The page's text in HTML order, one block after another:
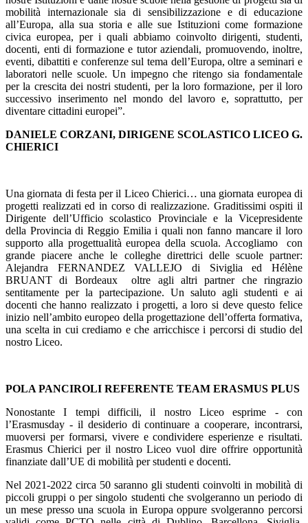
mobilità internazionale sia di sensibilizzazione e di educazione
all’Europa, alla sua storia e alle sue Istituzioni come formazione
civica europea, per i quali abbiamo coinvolto dirigenti, studenti,
docenti, enti di formazione e tutor aziendali, promuovendo, inoltre,
eventi, dibattiti e conferenze sul tema dell’Europa, oltre a seminari e
laboratori nelle scuole. Un impegno che ritengo sia fondamentale
per la crescita dei nostri studenti, per la loro formazione, per il loro
successivo inserimento nel mondo del lavoro e, soprattutto, per
diventare cittadini europei”.
DANIELE CORZANI, DIRIGENE SCOLASTICO LICEO G.
CHIERICI
Una giornata di festa per il Liceo Chierici… una giornata europea di
progetti realizzati ed in corso di realizzazione. Graditissimi ospiti il
Dirigente dell’Ufficio scolastico Provinciale e la Vicepresidente
della Provincia di Reggio Emilia i quali non fanno mancare il loro
supporto alla progettualità europea della scuola. Accogliamo con
grande piacere anche le colleghe direttrici delle scuole partner:
Alejandra FERNANDEZ VALLEJO di Siviglia ed Hélène
BRUANT di Bordeaux oltre agli altri partner che ringrazio
sentitamente per la partecipazione. Un saluto agli studenti e ai
docenti che hanno realizzato i progetti, a loro si deve questo felice
inizio nell’ambito europeo della progettazione dell’offerta formativa,
una scelta in cui crediamo e che arricchisce i percorsi di studio del
nostro Liceo.
POLA PANCIROLI REFERENTE TEAM ERASMUS PLUS
Nonostante I tempi difficili, il nostro Liceo esprime - con
l’Erasmusday - il desiderio di continuare a cooperare, incontrarsi,
muoversi per formarsi, vivere e condividere esperienze e risultati.
Erasmus Chierici per il nostro Liceo vuol dire offrire opportunità
finanziate dall’UE di mobilità per studenti e docenti.
Nel 2021-2022 circa 50 saranno gli studenti coinvolti in mobilità di
piccoli gruppi o per singolo studenti che svolgeranno un periodo di
un mese presso una scuola in Europa oppure svolgeranno percorsi